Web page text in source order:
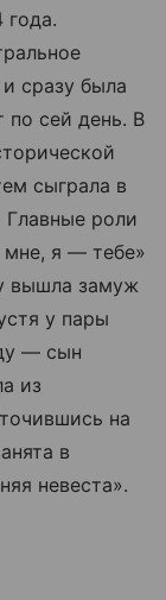
года.
сразу была
по сей день. В
сыграла в
роли
я — тебе»
вышла замуж
у пары
— сын
из
на
в
невеста».